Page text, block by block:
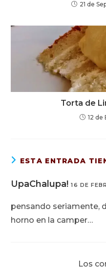
21 de
Torta de
12 de
ESTA ENTRADA
UpaChalupa! 16 DE
pensando seriamente,
horno en la camper…
Los